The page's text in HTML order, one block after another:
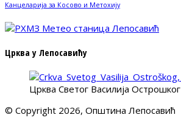
Канцеларија за Косово и Метохију
Црква у Лепосавићу
Црква Светог Василија Острошког
© Copyright 2026, Општина Лепосавић